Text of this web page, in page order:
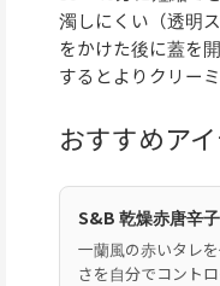
濁しにくい（透明
をかけた後に蓋を
するとよりクリー
おすすめア
S&B 乾燥赤唐辛
一蘭風の赤いタレ
さを自分でコントロ